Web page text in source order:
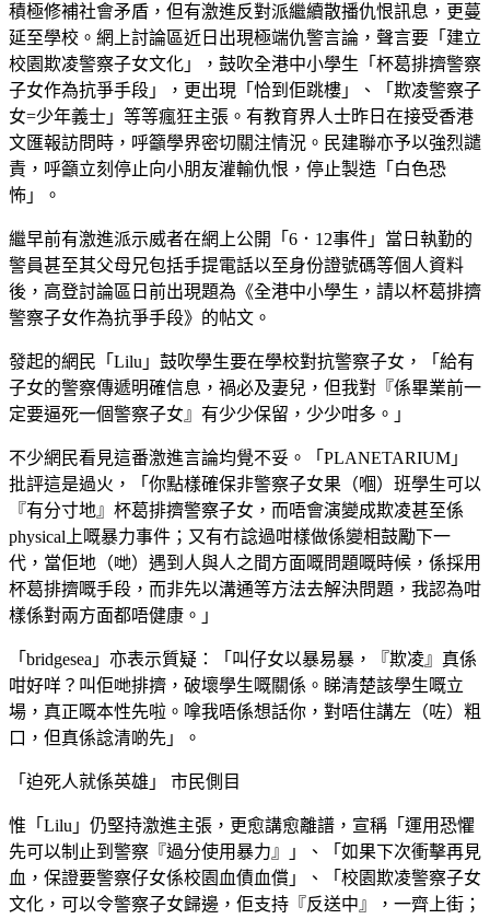
積極修補社會矛盾，但有激進反對派繼續散播仇恨訊息，更蔓
延至學校。網上討論區近日出現極端仇警言論，聲言要「建立
校園欺凌警察子女文化」，鼓吹全港中小學生「杯葛排擠警察
子女作為抗爭手段」，更出現「恰到佢跳樓」、「欺凌警察子
女=少年義士」等等瘋狂主張。有教育界人士昨日在接受香港
文匯報訪問時，呼籲學界密切關注情況。民建聯亦予以強烈譴
責，呼籲立刻停止向小朋友灌輸仇恨，停止製造「白色恐
怖」。
繼早前有激進派示威者在網上公開「6．12事件」當日執勤的
警員甚至其父母兄包括手提電話以至身份證號碼等個人資料
後，高登討論區日前出現題為《全港中小學生，請以杯葛排擠
警察子女作為抗爭手段》的帖文。
發起的網民「Lilu」鼓吹學生要在學校對抗警察子女，「給有
子女的警察傳遞明確信息，禍必及妻兒，但我對『係畢業前一
定要逼死一個警察子女』有少少保留，少少咁多。」
不少網民看見這番激進言論均覺不妥。「PLANETARIUM」
批評這是過火，「你點樣確保非警察子女果（嗰）班學生可以
『有分寸地』杯葛排擠警察子女，而唔會演變成欺凌甚至係
physical上嘅暴力事件；又有冇諗過咁樣做係變相鼓勵下一
代，當佢地（哋）遇到人與人之間方面嘅問題嘅時候，係採用
杯葛排擠嘅手段，而非先以溝通等方法去解決問題，我認為咁
樣係對兩方面都唔健康。」
「bridgesea」亦表示質疑：「叫仔女以暴易暴，『欺凌』真係
咁好咩？叫佢哋排擠，破壞學生嘅關係。睇清楚該學生嘅立
場，真正嘅本性先啦。嗱我唔係想話你，對唔住講左（咗）粗
口，但真係諗清啲先」。
「迫死人就係英雄」 市民側目
惟「Lilu」仍堅持激進主張，更愈講愈離譜，宣稱「運用恐懼
先可以制止到警察『過分使用暴力』」、「如果下次衝擊再見
血，保證要警察仔女係校園血債血償」、「校園欺凌警察子女
文化，可以令警察子女歸邊，佢支持『反送中』，一齊上街；